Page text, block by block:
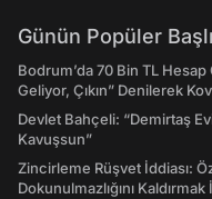
Günün Popüler
Bodrum’da 70 Bin TL
Geliyor, Çıkın” Denilerek
Devlet Bahçeli: “Demirtaş
Kavuşsun”
Zincirleme Rüşvet İddiası:
Dokunulmazlığını